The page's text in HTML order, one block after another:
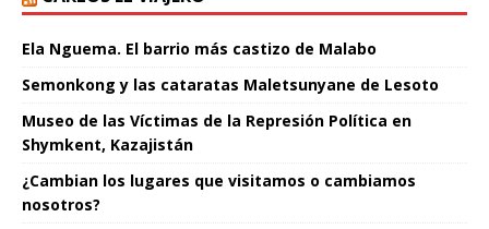
Ela Nguema. El barrio más castizo de Malabo
Semonkong y las cataratas Maletsunyane de Lesoto
Museo de las Víctimas de la Represión Política en
Shymkent, Kazajistán
¿Cambian los lugares que visitamos o cambiamos
nosotros?